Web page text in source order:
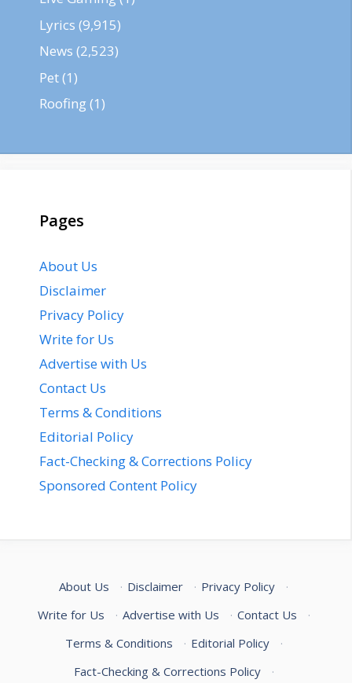
Lyrics (9,915)
News (2,523)
Pet(1)
Roofing(1)
Pages
About Us
Disclaimer
Privacy Policy
Write for Us
Advertise with Us
Contact Us
Terms & Conditions
Editorial Policy
Fact-Checking & Corrections Policy
Sponsored Content Policy
About Us · Disclaimer · Privacy Policy
·
Write for Us
· Advertise with Us · Contact Us
·
Terms & Conditions
· Editorial Policy
·
Fact-Checking & Corrections Policy
·